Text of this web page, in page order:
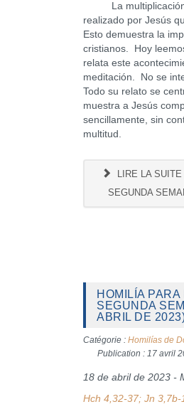
La multiplicación
realizado por Jesús
Esto demuestra la
cristianos. Hoy
relata este
meditación. No se
Todo su relato se
muestra a Jesús
sencillamente, sin
multitud.
LIRE LA
SEGUNDA
HOMILÍA
SEGUNDA
ABRIL DE
Catégorie : Homilías de
Publication : 17 avril
18 de abril de 2023 -
Hch 4,32-37; Jn 3,7b-